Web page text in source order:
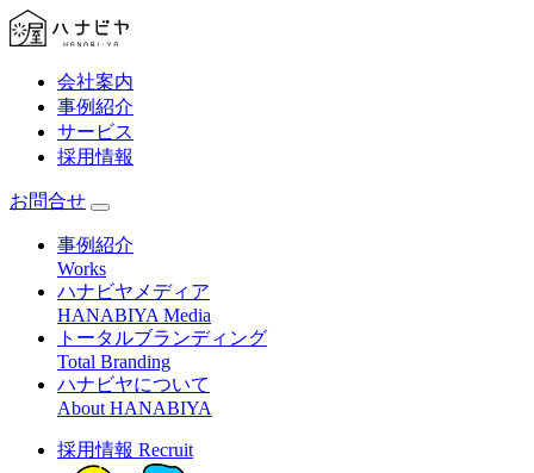
会社案内
事例紹介
サービス
採用情報
お問合せ
事例紹介
Works
ハナビヤメディア
HANABIYA Media
トータルブランディング
Total Branding
ハナビヤについて
About HANABIYA
採用情報 Recruit